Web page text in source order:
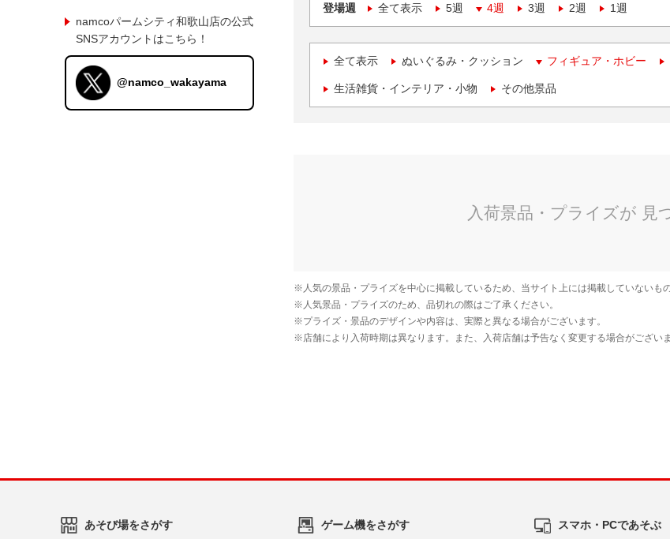
登場週 全て表示 5週 4週 3週 2週 1週
全て表示 ぬいぐるみ・クッション フィギュア・ホビー
生活雑貨・インテリア・小物 その他景品
namcoパームシティ和歌山店の公式
SNSアカウントはこちら！
@namco_wakayama
あそび場をさがす ゲーム機をさがす スマホ・PCであそぶ